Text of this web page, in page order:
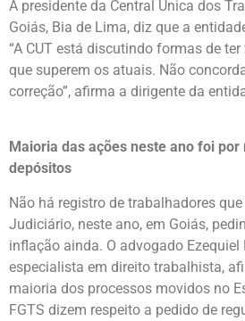
A presidente da Central Única dos
Goiás, Bia de Lima, diz que a
“A CUT está discutindo formas de
que superem os atuais. Não
correção”, afirma a dirigente da
Maioria das ações neste ano foi
depósitos
Não há registro de trabalhadores
Judiciário, neste ano, em Goiás,
inflação ainda. O advogado Ezequiel
especialista em direito trabalhista,
maioria dos processos movidos no
FGTS dizem respeito a pedido de